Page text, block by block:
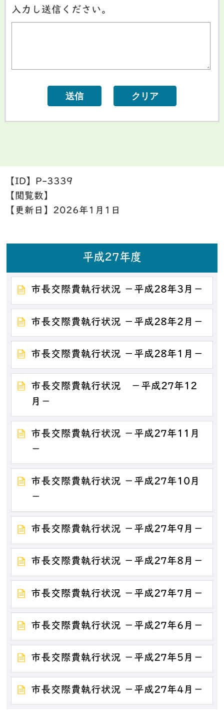
入力し送信ください。
【ID】 P-3339
【閲覧数】
【更新日】 2026年1月1日
平成27年度
市長交際費執行状況 －平成28年3月－
市長交際費執行状況 －平成28年2月－
市長交際費執行状況 －平成28年1月－
市長交際費執行状況 －平成27年12
月－
市長交際費執行状況 －平成27年11月
－
市長交際費執行状況 －平成27年10月
－
市長交際費執行状況 －平成27年9月－
市長交際費執行状況 －平成27年8月－
市長交際費執行状況 －平成27年7月－
市長交際費執行状況 －平成27年6月－
市長交際費執行状況 －平成27年5月－
市長交際費執行状況 －平成27年4月－